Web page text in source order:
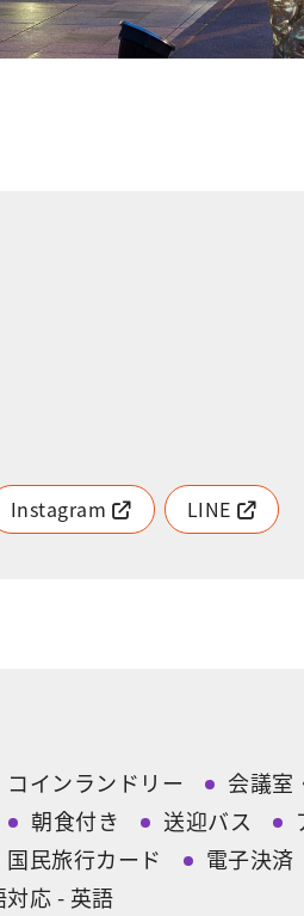
Instagram LINE
コインランドリー 会議室
朝食付き 送迎バス
国民旅行カード 電子決済
応 - 英語